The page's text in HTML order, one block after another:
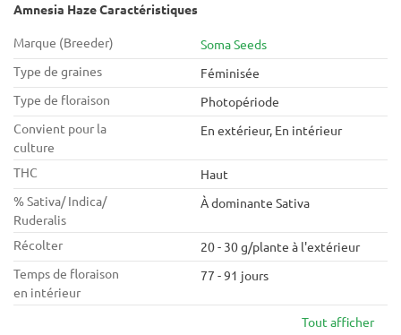
Amnesia Haze Caractéristiques
Marque (Breeder)
Soma Seeds
Type de graines
Féminisée
Type de floraison
Photopériode
Convient pour la
culture
En extérieur, En intérieur
THC
Haut
% Sativa/ Indica/
Ruderalis
À dominante Sativa
Récolter
20 - 30 g/plante à l'extérieur
Temps de floraison
en intérieur
77 - 91 jours
Tout afficher